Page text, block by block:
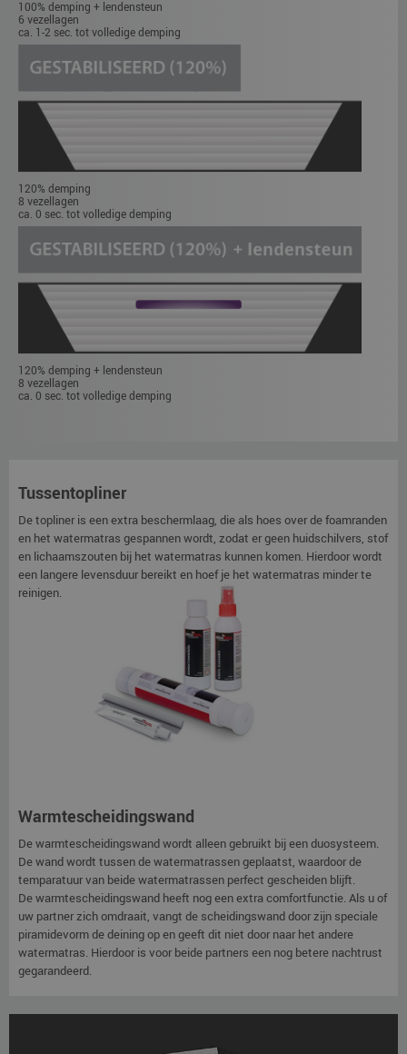
100% demping + lendensteun
6 vezellagen
ca. 1-2 sec. tot volledige demping
120% demping
8 vezellagen
ca. 0 sec. tot volledige demping
120% demping + lendensteun
8 vezellagen
ca. 0 sec. tot volledige demping
Tussentopliner
De topliner is een extra beschermlaag, die als hoes over de foamranden
en het watermatras gespannen wordt, zodat er geen huidschilvers, stof
en lichaamszouten bij het watermatras kunnen komen. Hierdoor wordt
een langere levensduur bereikt en hoef je het watermatras minder te
reinigen.
Warmtescheidingswand
De warmtescheidingswand wordt alleen gebruikt bij een duosysteem.
De wand wordt tussen de watermatrassen geplaatst, waardoor de
temparatuur van beide watermatrassen perfect gescheiden blijft.
De warmtescheidingswand heeft nog een extra comfortfunctie. Als u of
uw partner zich omdraait, vangt de scheidingswand door zijn speciale
piramidevorm de deining op en geeft dit niet door naar het andere
watermatras. Hierdoor is voor beide partners een nog betere nachtrust
gegarandeerd.